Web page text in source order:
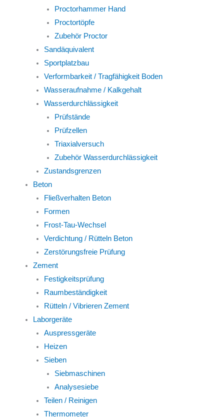
Proctorhammer Hand
Proctortöpfe
Zubehör Proctor
Sandäquivalent
Sportplatzbau
Verformbarkeit / Tragfähigkeit Boden
Wasseraufnahme / Kalkgehalt
Wasserdurchlässigkeit
Prüfstände
Prüfzellen
Triaxialversuch
Zubehör Wasserdurchlässigkeit
Zustandsgrenzen
Beton
Fließverhalten Beton
Formen
Frost-Tau-Wechsel
Verdichtung / Rütteln Beton
Zerstörungsfreie Prüfung
Zement
Festigkeitsprüfung
Raumbeständigkeit
Rütteln / Vibrieren Zement
Laborgeräte
Auspressgeräte
Heizen
Sieben
Siebmaschinen
Analysesiebe
Teilen / Reinigen
Thermometer